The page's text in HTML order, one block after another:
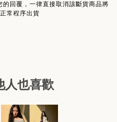
回覆，一律直接取消該斷貨商品將
常程序出貨
人也喜歡